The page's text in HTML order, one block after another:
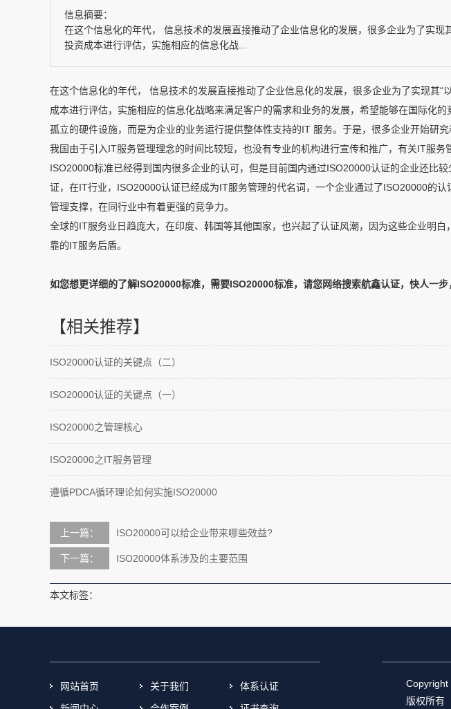
信息摘要：
在这个信息化的年代， 信息技术的发展直接推动了企业信息化的发展，很多企业为了实
投资成本进行评估，实施相应的信息化战...
在这个信息化的年代， 信息技术的发展直接推动了企业信息化的发展，很多企业为了实现其“
成本进行评估，实施相应的信息化战略来满足客户的需求和业务的发展，希望能够在国际化
孤立的硬件设施，而是为企业的业务运行提供整体性支持的IT 服务。于是，很多企业开始研
我国由于引入IT服务管理理念的时间比较短，也没有专业的机构进行宣传和推广，有关IT服
ISO20000标准已经得到国内很多企业的认可，但是目前国内通过ISO20000认证的企业还比
证，在IT行业，ISO20000认证已经成为IT服务管理的代名词，一个企业通过了ISO20000的
管理支撑，在同行业中有着更强的竞争力。
全球的IT服务业日趋庞大，在印度、韩国等其他国家，也兴起了认证风潮，因为这些企业明
靠的IT服务后盾。
如您想更详细的了解ISO20000标准，需要ISO20000标准，请您网络搜索航鑫认证，快人一步
【相关推荐】
ISO20000认证的关键点（二）
ISO20000认证的关键点（一）
ISO20000之管理核心
ISO20000之IT服务管理
遵循PDCA循环理论如何实施ISO20000
上一篇： ISO20000可以给企业带来哪些效益?
下一篇： ISO20000体系涉及的主要范围
本文标签：
网站首页 关于我们
体系认证
Copyright
版权所有